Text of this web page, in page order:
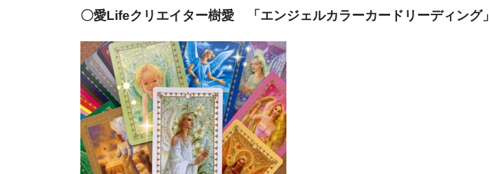
〇愛Lifeクリエイター樹愛 「エンジェルカラーカードリーディング」